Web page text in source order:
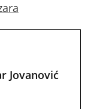
Jovanović